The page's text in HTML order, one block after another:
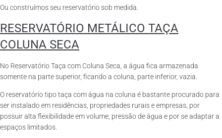
Ou construímos seu reservatório sob medida.
RESERVATÓRIO METÁLICO TAÇA
COLUNA SECA
No Reservatório Taça com Coluna Seca, a água fica armazenada
somente na parte superior, ficando a coluna, parte inferior, vazia.
O reservatório tipo taça com água na coluna é bastante procurado para
ser instalado em residências, propriedades rurais e empresas, por
possuir alta flexibilidade em volume, pressão de água e por se adaptar a
espaços limitados.